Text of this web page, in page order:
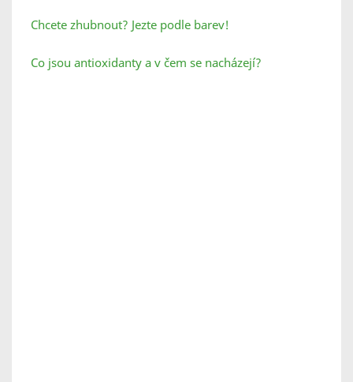
Chcete zhubnout? Jezte podle barev!
Co jsou antioxidanty a v čem se nacházejí?